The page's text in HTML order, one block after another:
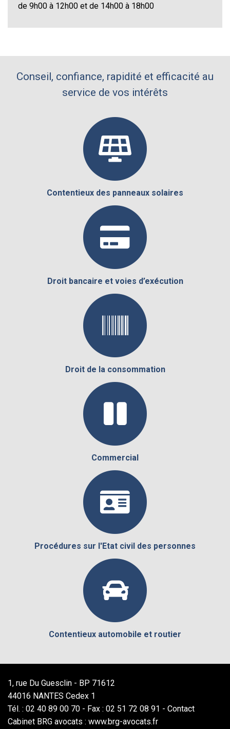
de 9h00 à 12h00 et de 14h00 à 18h00
Conseil, confiance, rapidité et efficacité au
service de vos intérêts
Contentieux des panneaux solaires
Droit bancaire et voies d’exécution
Droit de la consommation
Commercial
Procédures sur l'Etat civil des personnes
Contentieux automobile et routier
1, rue Du Guesclin - BP 71612
44016 NANTES Cedex 1
Tél. : 02 40 89 00 70 - Fax : 02 51 72 08 91 - Contact
Cabinet BRG avocats : www.brg-avocats.fr